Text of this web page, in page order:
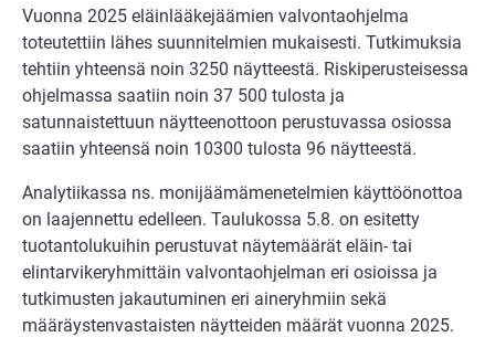
Vuonna 2025 eläinlääkejäämien valvontaohjelma
toteutettiin lähes suunnitelmien mukaisesti. Tutkimuksia
tehtiin yhteensä noin 3250 näytteestä. Riskiperusteisessa
ohjelmassa saatiin noin 37 500 tulosta ja
satunnaistettuun näytteenottoon perustuvassa osiossa
saatiin yhteensä noin 10300 tulosta 96 näytteestä.
Analytiikassa ns. monijäämämenetelmien käyttöönottoa
on laajennettu edelleen. Taulukossa 5.8. on esitetty
tuotantolukuihin perustuvat näytemäärät eläin- tai
elintarvikeryhmittäin valvontaohjelman eri osioissa ja
tutkimusten jakautuminen eri aineryhmiin sekä
määräystenvastaisten näytteiden määrät vuonna 2025.